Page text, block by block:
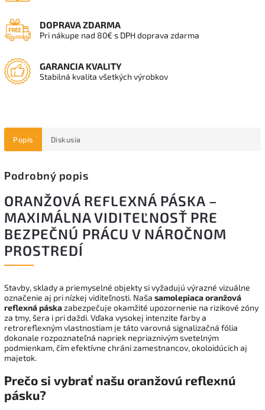
DOPRAVA ZDARMA
Pri nákupe nad 80€ s DPH doprava zdarma
GARANCIA KVALITY
Stabilná kvalita všetkých výrobkov
Popis Diskusia
Podrobný popis
ORANŽOVÁ REFLEXNÁ PÁSKA –
MAXIMÁLNA VIDITEĽNOSŤ PRE
BEZPEČNÚ PRÁCU V NÁROČNOM
PROSTREDÍ
Stavby, sklady a priemyselné objekty si vyžadujú výrazné vizuálne
označenie aj pri nízkej viditeľnosti. Naša samolepiaca oranžová
reflexná páskazabezpečuje okamžité upozornenie na rizikové zóny
za tmy, šera i pri daždi. Vďaka vysokej intenzite farby a
retroreflexným vlastnostiam je táto varovná signalizačná fólia
dokonale rozpoznateľná napriek nepriaznivým svetelným
podmienkam, čím efektívne chráni zamestnancov, okoloidúcich aj
majetok.
Prečo si vybrať našu oranžovú reflexnú
pásku?